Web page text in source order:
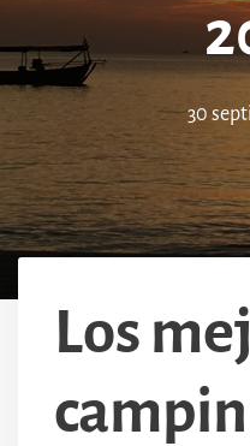
30
Los